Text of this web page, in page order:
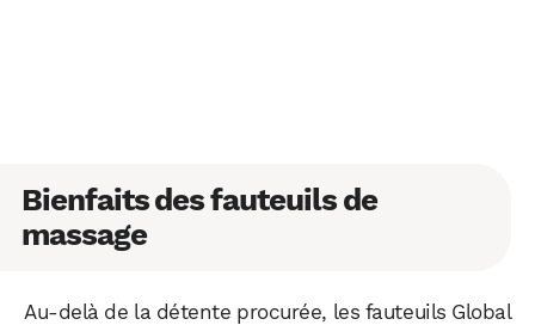
Bienfaits des fauteuils de
massage
Au-delà de la détente procurée, les fauteuils Global